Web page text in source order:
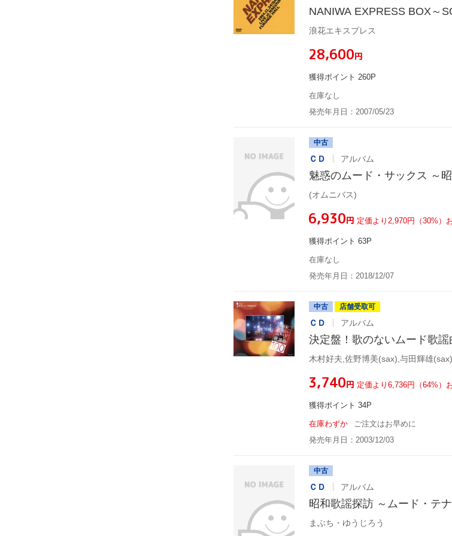
NANIWA EXPRESS BOX～
浪花エキスプレス
¥28,600円
獲得ポイント 260P
在庫なし
発売年月日：2007/05/23
中古
ＣＤ アルバム
魅惑のムード・サックス ～
(オムニバス)
¥6,930円 定価より2,970円（30%）
獲得ポイント 63P
在庫なし
発売年月日：2018/12/07
中古 店舗受取可
ＣＤ アルバム
決定盤！歌のないムード歌謡
¥3,740円 定価より6,736円（64%）
獲得ポイント 34P
在庫わずか
ご注文はお早めに
発売年月日：2003/12/03
中古
ＣＤ アルバム
昭和歌謡探訪 ～ムード・テ
まぶち・ゆうじろう